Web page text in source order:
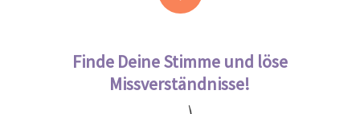
Finde Deine Stimme und löse
Missverständnisse!